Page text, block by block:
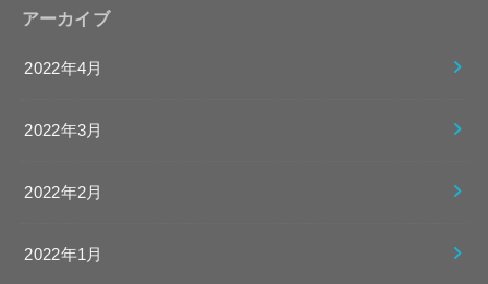
アーカイブ
2022年4月
2022年3月
2022年2月
2022年1月